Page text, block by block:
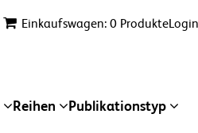
Einkaufswagen: 0 ProdukteLogin
Reihen Publikationstyp